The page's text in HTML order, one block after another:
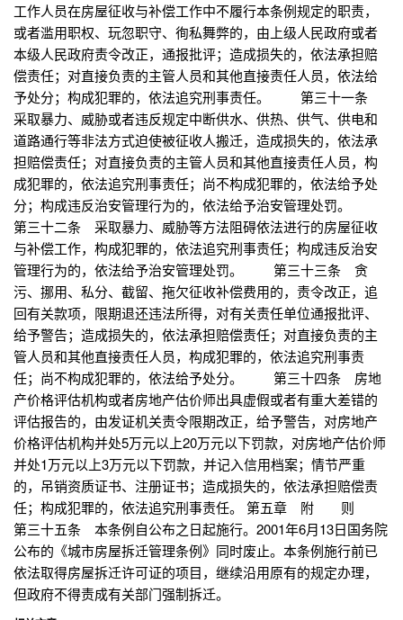
工作人员在房屋征收与补偿工作中不履行本条例规定的职责，
或者滥用职权、玩忽职守、徇私舞弊的，由上级人民政府或者
本级人民政府责令改正，通报批评；造成损失的，依法承担赔
偿责任；对直接负责的主管人员和其他直接责任人员，依法给
予处分；构成犯罪的，依法追究刑事责任。 第三十一条
采取暴力、威胁或者违反规定中断供水、供热、供气、供电和
道路通行等非法方式迫使被征收人搬迁，造成损失的，依法承
担赔偿责任；对直接负责的主管人员和其他直接责任人员，构
成犯罪的，依法追究刑事责任；尚不构成犯罪的，依法给予处
分；构成违反治安管理行为的，依法给予治安管理处罚。
第三十二条 采取暴力、威胁等方法阻碍依法进行的房屋征收
与补偿工作，构成犯罪的，依法追究刑事责任；构成违反治安
管理行为的，依法给予治安管理处罚。 第三十三条 贪
污、挪用、私分、截留、拖欠征收补偿费用的，责令改正，追
回有关款项，限期退还违法所得，对有关责任单位通报批评、
给予警告；造成损失的，依法承担赔偿责任；对直接负责的主
管人员和其他直接责任人员，构成犯罪的，依法追究刑事责
任；尚不构成犯罪的，依法给予处分。 第三十四条 房地
产价格评估机构或者房地产估价师出具虚假或者有重大差错的
评估报告的，由发证机关责令限期改正，给予警告，对房地产
价格评估机构并处5万元以上20万元以下罚款，对房地产估价师
并处1万元以上3万元以下罚款，并记入信用档案；情节严重
的，吊销资质证书、注册证书；造成损失的，依法承担赔偿责
任；构成犯罪的，依法追究刑事责任。 第五章 附 则
第三十五条 本条例自公布之日起施行。2001年6月13日国务院
公布的《城市房屋拆迁管理条例》同时废止。本条例施行前已
依法取得房屋拆迁许可证的项目，继续沿用原有的规定办理，
但政府不得责成有关部门强制拆迁。